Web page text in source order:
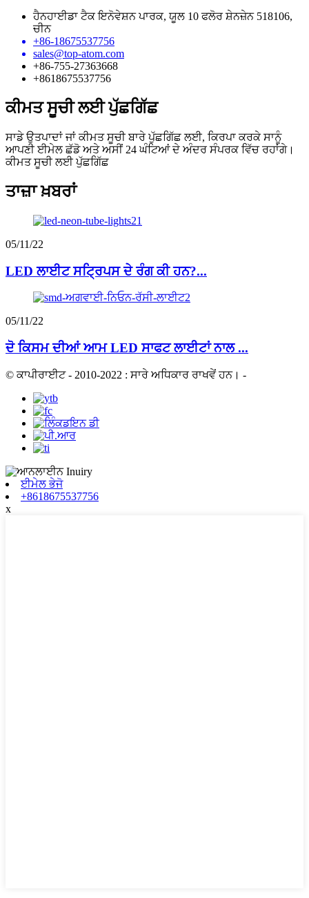
ਹੈਨਹਾਈਡਾ ਟੈਕ ਇਨੋਵੇਸ਼ਨ ਪਾਰਕ, ​​ਯੂਲ 10 ਫਲੋਰ ਸ਼ੇਨਜ਼ੇਨ 518106,
ਚੀਨ
+86-18675537756
sales@top-atom.com
+86-755-27363668
+8618675537756
ਕੀਮਤ ਸੂਚੀ ਲਈ ਪੁੱਛਗਿੱਛ
ਸਾਡੇ ਉਤਪਾਦਾਂ ਜਾਂ ਕੀਮਤ ਸੂਚੀ ਬਾਰੇ ਪੁੱਛਗਿੱਛ ਲਈ, ਕਿਰਪਾ ਕਰਕੇ ਸਾਨੂੰ
ਆਪਣੀ ਈਮੇਲ ਛੱਡੋ ਅਤੇ ਅਸੀਂ 24 ਘੰਟਿਆਂ ਦੇ ਅੰਦਰ ਸੰਪਰਕ ਵਿੱਚ ਰਹਾਂਗੇ।
ਕੀਮਤ ਸੂਚੀ ਲਈ ਪੁੱਛਗਿੱਛ
ਤਾਜ਼ਾ ਖ਼ਬਰਾਂ
05/11/22
LED ਲਾਈਟ ਸਟ੍ਰਿਪਸ ਦੇ ਰੰਗ ਕੀ ਹਨ?...
05/11/22
ਦੋ ਕਿਸਮ ਦੀਆਂ ਆਮ LED ਸਾਫਟ ਲਾਈਟਾਂ ਨਾਲ ...
© ਕਾਪੀਰਾਈਟ - 2010-2022 : ਸਾਰੇ ਅਧਿਕਾਰ ਰਾਖਵੇਂ ਹਨ। -
ਈਮੇਲ ਭੇਜੋ
+8618675537756
x